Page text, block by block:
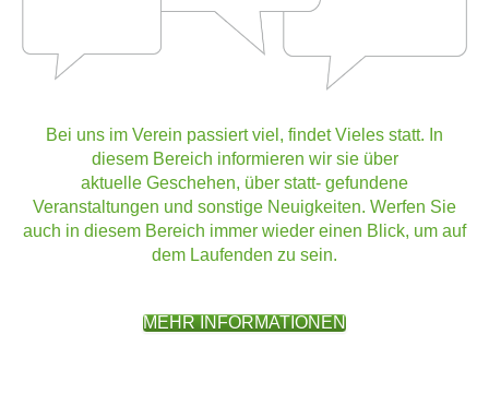
Bei uns im Verein passiert viel, findet Vieles statt. In
diesem Bereich informieren wir sie über
aktuelle Geschehen, über statt- gefundene
Veranstaltungen und sonstige Neuigkeiten. Werfen Sie
auch in diesem Bereich immer wieder einen Blick, um auf
dem Laufenden zu sein.
MEHR INFORMATIONEN